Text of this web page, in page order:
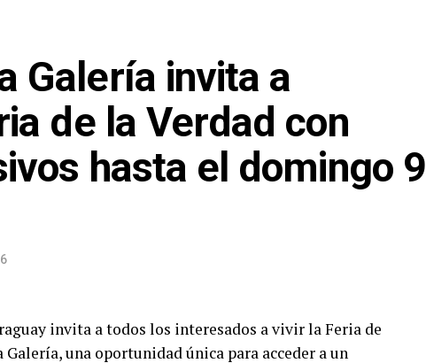
Galería invita a
de la Verdad con
hasta el domingo 9
invita a todos los interesados a vivir la Feria de
Galería, una oportunidad única para acceder a un